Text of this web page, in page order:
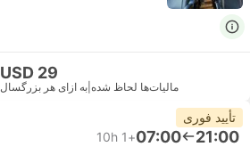
USD 29
مالیات‌ها لحاظ شده به ازای هر بزرگسال
تأیید فوری
21:00
07:00
+1
10h